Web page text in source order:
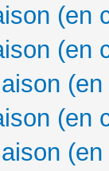
(en
(en
(en